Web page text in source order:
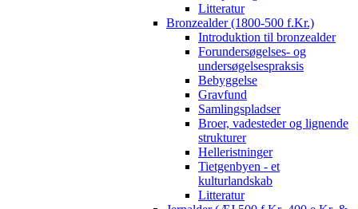
Litteratur
Bronzealder (1800-500 f.Kr.)
Introduktion til bronzealder
Forundersøgelses- og
undersøgelsespraksis
Bebyggelse
Gravfund
Samlingspladser
Broer, vadesteder og lignende
strukturer
Helleristninger
Tietgenbyen - et
kulturlandskab
Litteratur